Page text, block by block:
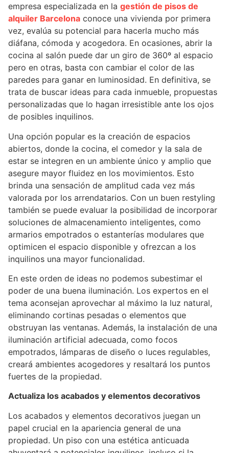
empresa especializada en la gestión de pisos de
alquiler Barcelona conoce una vivienda por primera
vez, evalúa su potencial para hacerla mucho más
diáfana, cómoda y acogedora. En ocasiones, abrir la
cocina al salón puede dar un giro de 360º al espacio
pero en otras, basta con cambiar el color de las
paredes para ganar en luminosidad. En definitiva, se
trata de buscar ideas para cada inmueble, propuestas
personalizadas que lo hagan irresistible ante los ojos
de posibles inquilinos.
Una opción popular es la creación de espacios
abiertos, donde la cocina, el comedor y la sala de
estar se integren en un ambiente único y amplio que
asegure mayor fluidez en los movimientos. Esto
brinda una sensación de amplitud cada vez más
valorada por los arrendatarios. Con un buen restyling
también se puede evaluar la posibilidad de incorporar
soluciones de almacenamiento inteligentes, como
armarios empotrados o estanterías modulares que
optimicen el espacio disponible y ofrezcan a los
inquilinos una mayor funcionalidad.
En este orden de ideas no podemos subestimar el
poder de una buena iluminación. Los expertos en el
tema aconsejan aprovechar al máximo la luz natural,
eliminando cortinas pesadas o elementos que
obstruyan las ventanas. Además, la instalación de una
iluminación artificial adecuada, como focos
empotrados, lámparas de diseño o luces regulables,
creará ambientes acogedores y resaltará los puntos
fuertes de la propiedad.
Actualiza los acabados y elementos decorativos
Los acabados y elementos decorativos juegan un
papel crucial en la apariencia general de una
propiedad. Un piso con una estética anticuada